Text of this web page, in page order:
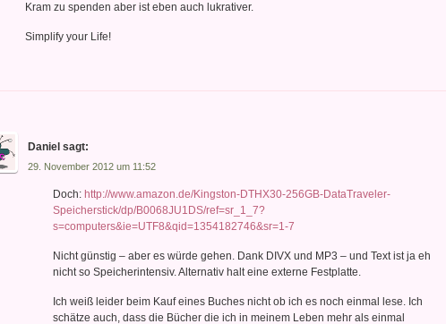
Kram zu spenden aber ist eben auch lukrativer.
Simplify your Life!
Daniel sagt:
29. November 2012 um 11:52
Doch: http://www.amazon.de/Kingston-DTHX30-256GB-DataTraveler-
Speicherstick/dp/B0068JU1DS/ref=sr_1_7?
s=computers&ie=UTF8&qid=1354182746&sr=1-7
Nicht günstig – aber es würde gehen. Dank DIVX und MP3 – und Text ist ja eh
nicht so Speicherintensiv. Alternativ halt eine externe Festplatte.
Ich weiß leider beim Kauf eines Buches nicht ob ich es noch einmal lese. Ich
schätze auch, dass die Bücher die ich in meinem Leben mehr als einmal